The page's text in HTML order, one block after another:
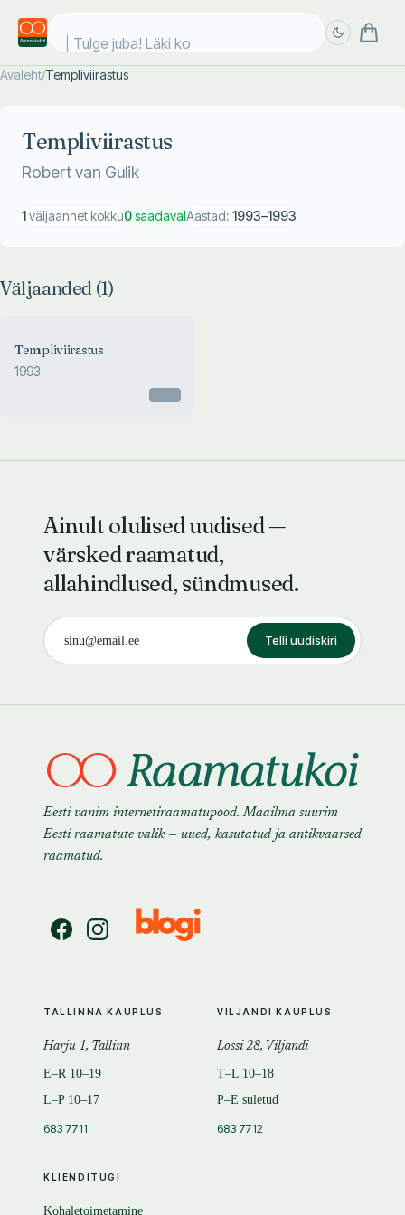
Tulge juba! Läki koo
Avaleht/Templiviirastus
Templiviirastus
Robert van Gulik
1väljaannet kokku0saadavalAastad: 1993–1993
Väljaanded (1)
Templiviirastus
1993
Ainult olulised uudised —
värsked raamatud,
allahindlused, sündmused.
Telli uudiskiri
Eesti vanim internetiraamatupood. Maailma suurim
Eesti raamatute valik — uued, kasutatud ja antikvaarsed
raamatud.
KLIENDITUGI
Kohaletoimetamine
TALLINNA KAUPLUS
Harju 1, Tallinn
E–R 10–19
L–P 10–17
683 7711
VILJANDI KAUPLUS
Lossi 28, Viljandi
T–L 10–18
P–E suletud
683 7712